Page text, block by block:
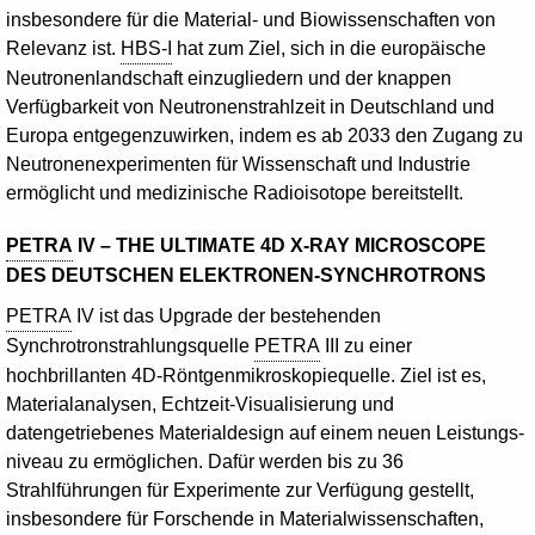
insbesondere für die Material- und Biowissenschaften von
Relevanz ist. HBS-I hat zum Ziel, sich in die europäische
Neutronenlandschaft einzugliedern und der knappen
Verfügbarkeit von Neutronenstrahlzeit in Deutschland und
Europa entgegenzuwirken, indem es ab 2033 den Zugang zu
Neutronenexperimenten für Wissenschaft und Industrie
ermöglicht und medizinische Radioisotope bereitstellt.
PETRA IV – THE ULTIMATE 4D X-RAY MICROSCOPE
DES DEUTSCHEN ELEKTRONEN-SYNCHROTRONS
PETRA IV ist das Upgrade der bestehenden
Synchrotronstrahlungsquelle PETRA III zu einer
hochbrillanten 4D-Röntgenmikroskopiequelle. Ziel ist es,
Materialanalysen, Echtzeit-Visualisierung und
datengetriebenes Materialdesign auf einem neuen Leistungs­
niveau zu ermöglichen. Dafür werden bis zu 36
Strahlführungen für Experimente zur Verfügung gestellt,
insbesondere für Forschende in Materialwissenschaften,